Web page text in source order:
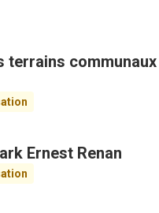
Ernest Renan